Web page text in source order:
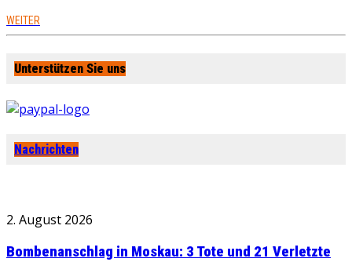
WEITER
Unterstützen Sie uns
Nachrichten
2. August 2026
Bombenanschlag in Moskau: 3 Tote und 21 Verletzte